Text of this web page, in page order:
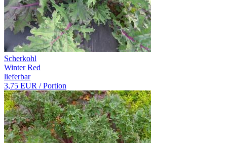
Scherkohl
Winter Red
lieferbar
3,75 EUR / Portion